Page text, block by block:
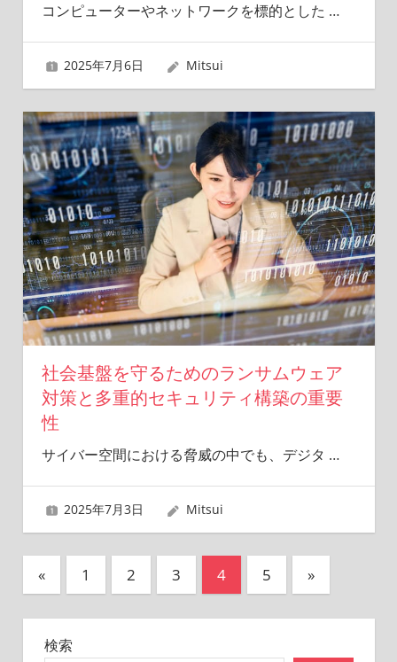
コンピューターやネットワークを標的とした …
2025年7月6日 Mitsui
社会基盤を守るためのランサムウェア
対策と多重的セキュリティ構築の重要
性
サイバー空間における脅威の中でも、デジタ …
2025年7月3日 Mitsui
投
稿
の
«前
の
記
事
1 2 3 4 5
次
の
記
»
検索